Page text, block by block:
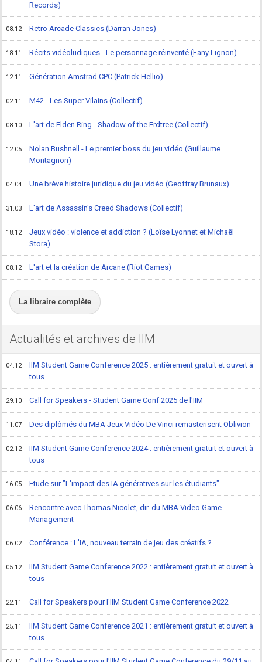
Records)
08.12 Retro Arcade Classics (Darran Jones)
18.11 Récits vidéoludiques - Le personnage réinventé (Fany Lignon)
12.11 Génération Amstrad CPC (Patrick Hellio)
02.11 M42 - Les Super Vilains (Collectif)
08.10 L'art de Elden Ring - Shadow of the Erdtree (Collectif)
12.05
Nolan Bushnell - Le premier boss du jeu vidéo (Guillaume
Montagnon)
04.04 Une brève histoire juridique du jeu vidéo (Geoffray Brunaux)
31.03 L'art de Assassin's Creed Shadows (Collectif)
18.12
Jeux vidéo : violence et addiction ? (Loïse Lyonnet et Michaël
Stora)
08.12 L'art et la création de Arcane (Riot Games)
La libraire complète
Actualités et archives de IIM
04.12
IIM Student Game Conference 2025 : entièrement gratuit et ouvert à
tous
29.10 Call for Speakers - Student Game Conf 2025 de l'IIM
11.07 Des diplômés du MBA Jeux Vidéo De Vinci remasterisent Oblivion
02.12
IIM Student Game Conference 2024 : entièrement gratuit et ouvert à
tous
16.05 Etude sur "L'impact des IA génératives sur les étudiants"
06.06
Rencontre avec Thomas Nicolet, dir. du MBA Video Game
Management
06.02 Conférence : L'IA, nouveau terrain de jeu des créatifs ?
05.12
IIM Student Game Conference 2022 : entièrement gratuit et ouvert à
tous
22.11 Call for Speakers pour l'IIM Student Game Conference 2022
25.11
IIM Student Game Conference 2021 : entièrement gratuit et ouvert à
tous